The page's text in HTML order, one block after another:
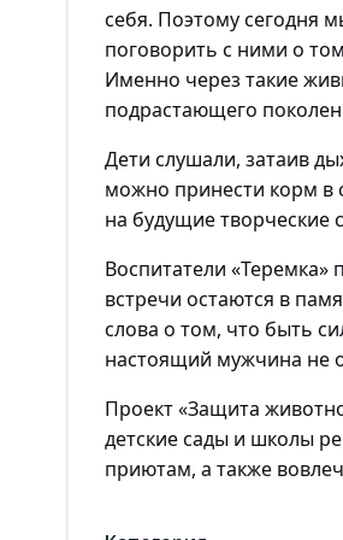
себя. Поэтому сегодня
поговорить с ними о
Именно через такие
подрастающего
Дети слушали, затаив
можно принести корм в
на будущие творческие
Воспитатели «Теремка»
встречи остаются в
слова о том, что быть
настоящий мужчина не
Проект «Защита
детские сады и школы
приютам, а также